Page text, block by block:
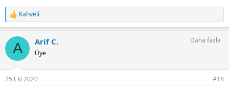
T
e
k
l
:
Kahveli
A Arif C.
Üye
Daha fazla
25 Eki 2020 #18